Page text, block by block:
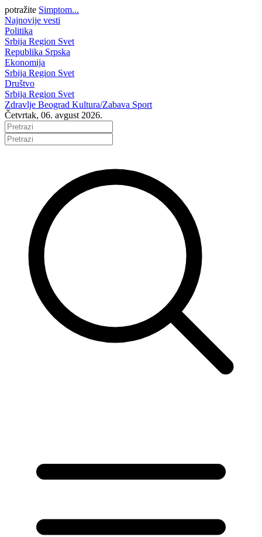
potražite Simptom...
Najnovije vesti
Politika
Srbija Region Svet
Republika Srpska
Ekonomija
Srbija Region Svet
Društvo
Srbija Region Svet
Zdravlje Beograd Kultura/Zabava Sport
Četvrtak, 06. avgust 2026.